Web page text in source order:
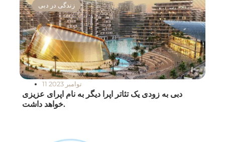
زندگی در دبی
11 نوامبر 2023
دبی به زودی یک تئاتر اپرا دیگر به نام اپرای عزیزی
خواهد داشت.